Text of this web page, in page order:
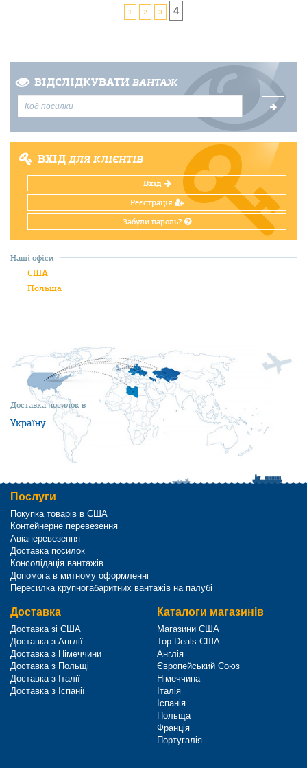
1 2 3 4
ВІДСЛІДКУВАТИ ВАНТАЖ
ВХІДДЛЯ КЛІЄНТІВ
Вхід
Реєстрація
Забули пароль?
Доставка посилок в
Україну
Наші офіси
США
Польща
Послуги
Покупка товарів в США
Контейнерне перевезення
Авіаперевезення
Доставка посилок
Консолідація вантажів
Допомога в митному оформленні
Пересилка крупногабаритних вантажів на палубі
Доставка
Доставка зі США
Доставка з Англії
Доставка з Німеччини
Доставка з Польщі
Доставка з Італії
Доставка з Іспанії
Каталоги магазинів
Магазини США
Top Deals США
Англія
Європейський Союз
Німеччина
Італія
Іспанія
Польща
Франція
Португалія